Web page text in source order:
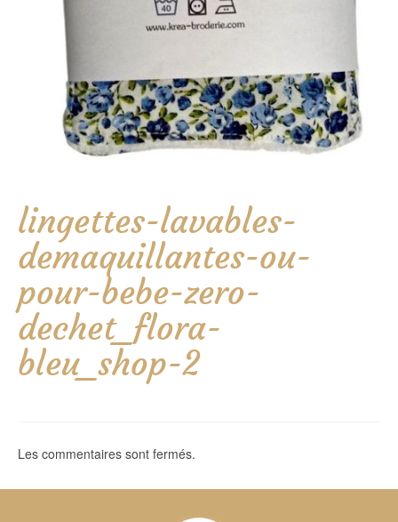
lingettes-lavables-
demaquillantes-ou-
pour-bebe-zero-
dechet_flora-
bleu_shop-2
Les commentaires sont fermés.